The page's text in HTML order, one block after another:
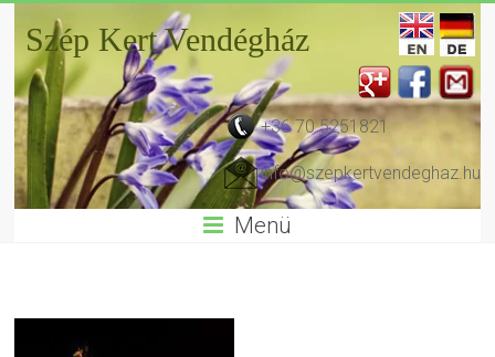
Szép Kert Vendégház
+36 70 5251821
info@szepkertvendeghaz.hu
Menü